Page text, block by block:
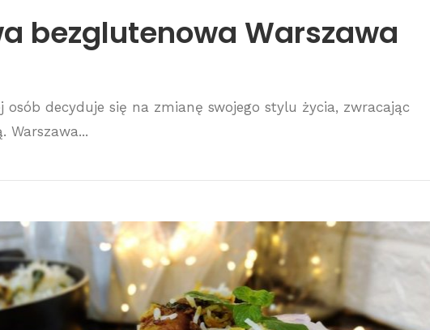
bezglutenowa Warszawa
osób decyduje się na zmianę swojego stylu życia, zwracając
Warszawa...